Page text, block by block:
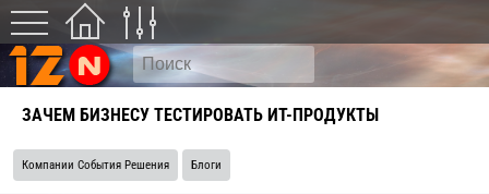
ЗАЧЕМ БИЗНЕСУ ТЕСТИРОВАТЬ ИТ-ПРОДУКТЫ
Компании События Решения Блоги